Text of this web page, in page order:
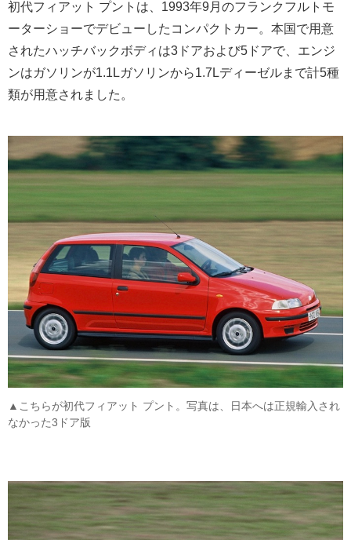
初代フィアット プントは、1993年9月のフランクフルトモ
ーターショーでデビューしたコンパクトカー。本国で用意
されたハッチバックボディは3ドアおよび5ドアで、エンジ
ンはガソリンが1.1Lガソリンから1.7Lディーゼルまで計5種
類が用意されました。
▲こちらが初代フィアット プント。写真は、日本へは正規輸入され
なかった3ドア版